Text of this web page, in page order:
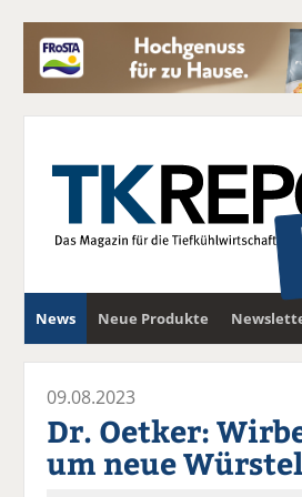
News Neue Produkte
09.08.2023
Dr. Oetker:
um neue